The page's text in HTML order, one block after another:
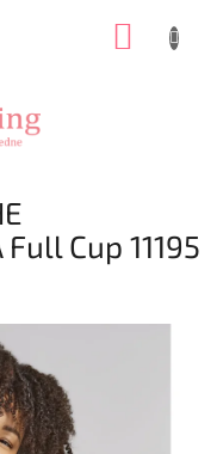
Full Cup 11195